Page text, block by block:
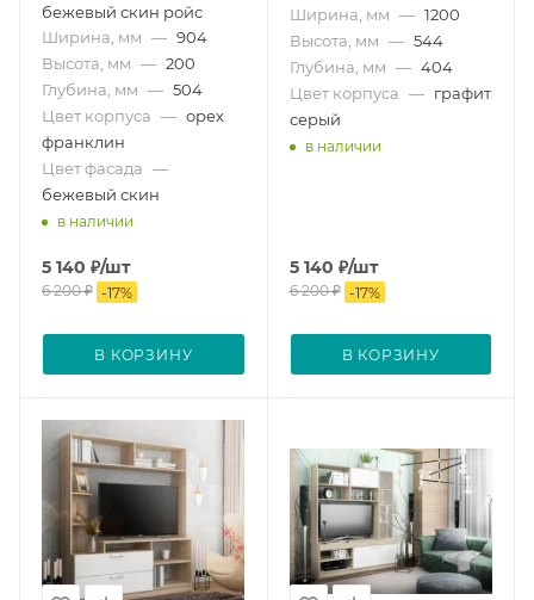
бежевый скин ройс
Ширина, мм — 904
Высота, мм — 200
Глубина, мм — 504
Цвет корпуса — орех
франклин
Цвет фасада —
бежевый скин
в наличии
5 140 ₽/шт
6 200₽ -17%
В КОРЗИНУ
Ширина, мм — 1200
Высота, мм — 544
Глубина, мм — 404
Цвет корпуса — графит
серый
в наличии
5 140 ₽/шт
6 200₽ -17%
В КОРЗИНУ